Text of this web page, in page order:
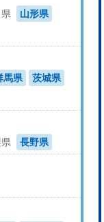
山形県
馬県
茨城県
長野県